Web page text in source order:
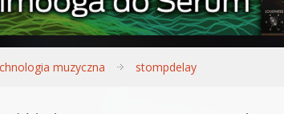
Bitwig Studio od podstaw
muzyczna stompdelay